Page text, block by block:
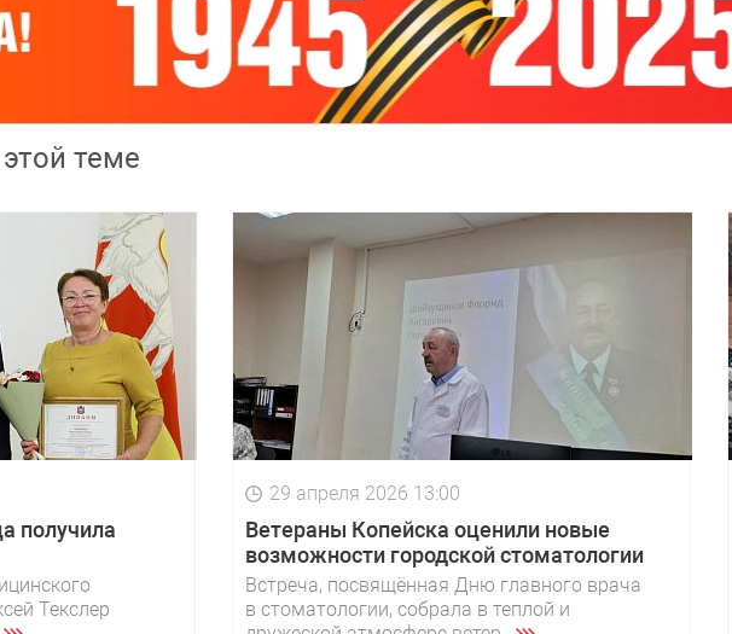
теме
получила
Текслер
29 апреля 2026 13:00
Ветераны Копейска оценили новые
возможности городской стоматологии
Встреча, посвящённая Дню главного врача
в стоматологии, собрала в теплой и